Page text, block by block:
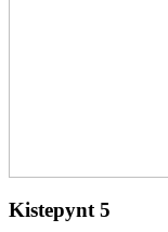
Kistepynt 5